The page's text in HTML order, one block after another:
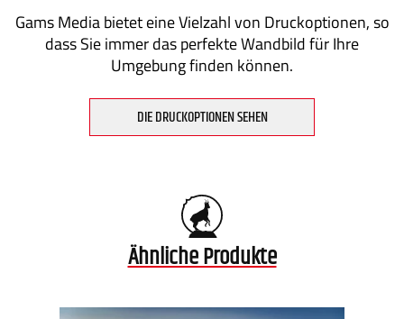
Gams Media bietet eine Vielzahl von Druckoptionen, so
dass Sie immer das perfekte Wandbild für Ihre
Umgebung finden können.
DIE DRUCKOPTIONEN SEHEN
Ähnliche Produkte